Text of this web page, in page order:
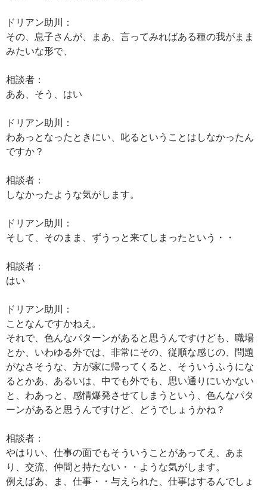
ドリアン助川：
その、息子さんが、まあ、言ってみればある種の我がまま
みたいな形で、
相談者：
ああ、そう、はい
ドリアン助川：
わあっとなったときにい、叱るということはしなかったん
ですか？
相談者：
しなかったような気がします。
ドリアン助川：
そして、そのまま、ずうっと来てしまったという・・
相談者：
はい
ドリアン助川：
ことなんですかねえ。
それで、色んなパターンがあると思うんですけども、職場
とか、いわゆる外では、非常にその、従順な感じの、問題
がなさそうな、方が家に帰ってくると、そういうふうにな
るとかあ、あるいは、中でも外でも、思い通りにいかない
と、わあっと、感情爆発させてしまうという、色んなパタ
ーンがあると思うんですけど、どうでしょうかね？
相談者：
やはりい、仕事の面でもそういうことがあってえ、あま
り、交流、仲間と持たない・・ような気がします。
例えばあ、ま、仕事・・与えられた、仕事はするんでしょ